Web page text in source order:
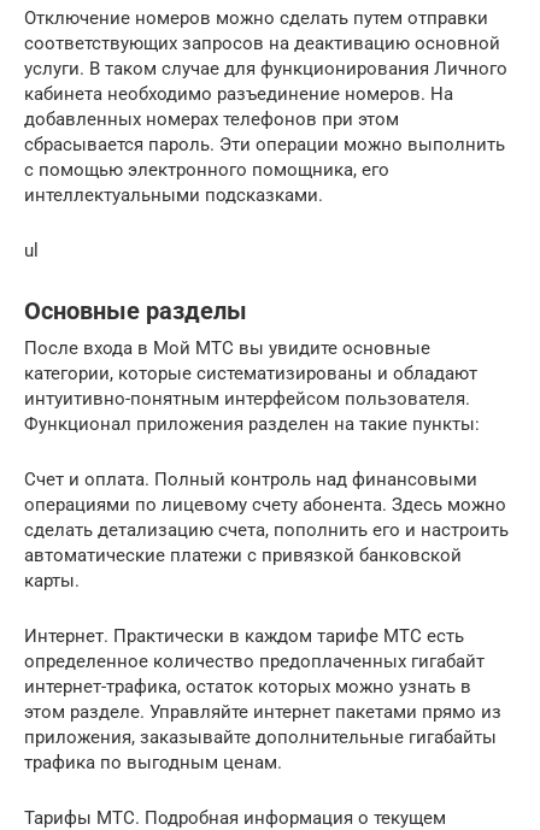
Отключение номеров можно сделать путем отправки
соответствующих запросов на деактивацию основной
услуги. В таком случае для функционирования Личного
кабинета необходимо разъединение номеров. На
добавленных номерах телефонов при этом
сбрасывается пароль. Эти операции можно выполнить
с помощью электронного помощника, его
интеллектуальными подсказками.
ul
Основные разделы
После входа в Мой МТС вы увидите основные
категории, которые систематизированы и обладают
интуитивно-понятным интерфейсом пользователя.
Функционал приложения разделен на такие пункты:
Счет и оплата. Полный контроль над финансовыми
операциями по лицевому счету абонента. Здесь можно
сделать детализацию счета, пополнить его и настроить
автоматические платежи с привязкой банковской
карты.
Интернет. Практически в каждом тарифе МТС есть
определенное количество предоплаченных гигабайт
интернет-трафика, остаток которых можно узнать в
этом разделе. Управляйте интернет пакетами прямо из
приложения, заказывайте дополнительные гигабайты
трафика по выгодным ценам.
Тарифы МТС. Подробная информация о текущем